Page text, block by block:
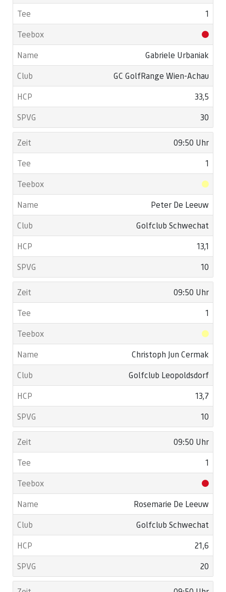
1
Gabriele Urbaniak
GC GolfRange Wien-Achau
33,5
30
09:50 Uhr
1
Peter De Leeuw
Golfclub Schwechat
13,1
10
09:50 Uhr
1
Christoph Jun Cermak
Golfclub Leopoldsdorf
13,7
10
09:50 Uhr
1
Rosemarie De Leeuw
Golfclub Schwechat
21,6
20